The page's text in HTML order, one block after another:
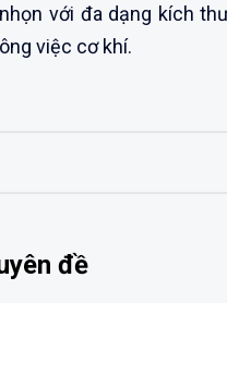
với đa dạng kích
việc cơ khí.
đề